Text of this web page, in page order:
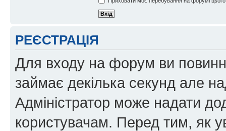
РЕЄСТРАЦІЯ
Для входу на форум ви
займає декілька секунд але
Адміністратор може надати
користувачам. Перед тим, як